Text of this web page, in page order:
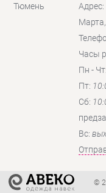
Тюмень
Адрес:
Часы
Пн - Чт:
Пт:
Сб:
Вc:
©